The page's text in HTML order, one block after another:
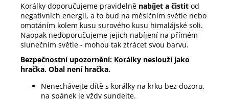
Korálky doporučujeme pravidelně nabíjet a čistit od
negativních energií, a to buď na měsíčním světle nebo
omotáním kolem kusu surového kusu himalájské soli.
Naopak nedoporučujeme jejich nabíjení na přímém
slunečním světle - mohou tak ztrácet svou barvu.
Bezpečnostní upozornění: Korálky neslouží jako
hračka. Obal není hračka.
Nenechávejte dítě s korálky na krku bez dozoru,
na spánek je vždy sundejte.